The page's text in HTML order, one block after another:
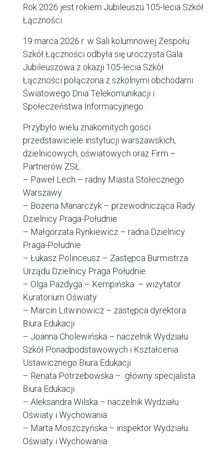
Rok 2026 jest rokiem Jubileuszu 105-lecia Szkół
Łączności.
19 marca 2026 r. w Sali kolumnowej Zespołu
Szkół Łączności odbyła się uroczysta Gala
Jubileuszowa z okazji 105-lecia Szkół
Łączności połączona z szkolnymi obchodami
Światowego Dnia Telekomunikacji i
Społeczeństwa Informacyjnego.
Przybyło wielu znakomitych gości:
przedstawiciele instytucji warszawskich,
dzielnicowych, oświatowych oraz Firm –
Partnerów ZSŁ.
– Paweł Lech – radny Miasta Stołecznego
Warszawy
– Bożena Manarczyk – przewodnicząca Rady
Dzielnicy Praga-Południe
– Małgorzata Rynkiewicz – radna Dzielnicy
Praga-Południe
– Łukasz Polinceusz – Zastępca Burmistrza
Urządu Dzielnicy Praga Południe
– Olga Pazdyga – Kempińska – wizytator
Kuratorium Oświaty
– Marcin Litwinowicz – zastępca dyrektora
Biura Edukacji
– Joanna Cholewińska – naczelnik Wydziału
Szkół Ponadpodstawowych i Kształcenia
Ustawicznego Biura Edukacji
– Renata Potrzebowska – główny specjalista
Biura Edukacji
– Aleksandra Wilska – naczelnik Wydziału
Oświaty i Wychowania
– Marta Moszczyńska – inspektor Wydziału
Oświaty i Wychowania